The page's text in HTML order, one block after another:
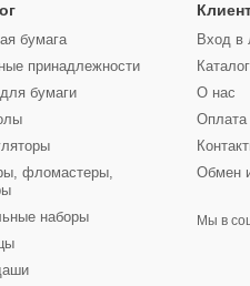
бумага
принадлежности
бумаги
фломастеры,
наборы
Вход в
Каталог
О нас
Оплата
Обмен
Мы в